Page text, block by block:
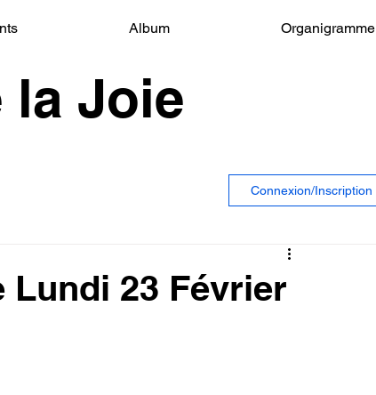
Album Organigramme
la Joie
Connexion/Inscription
23 Février